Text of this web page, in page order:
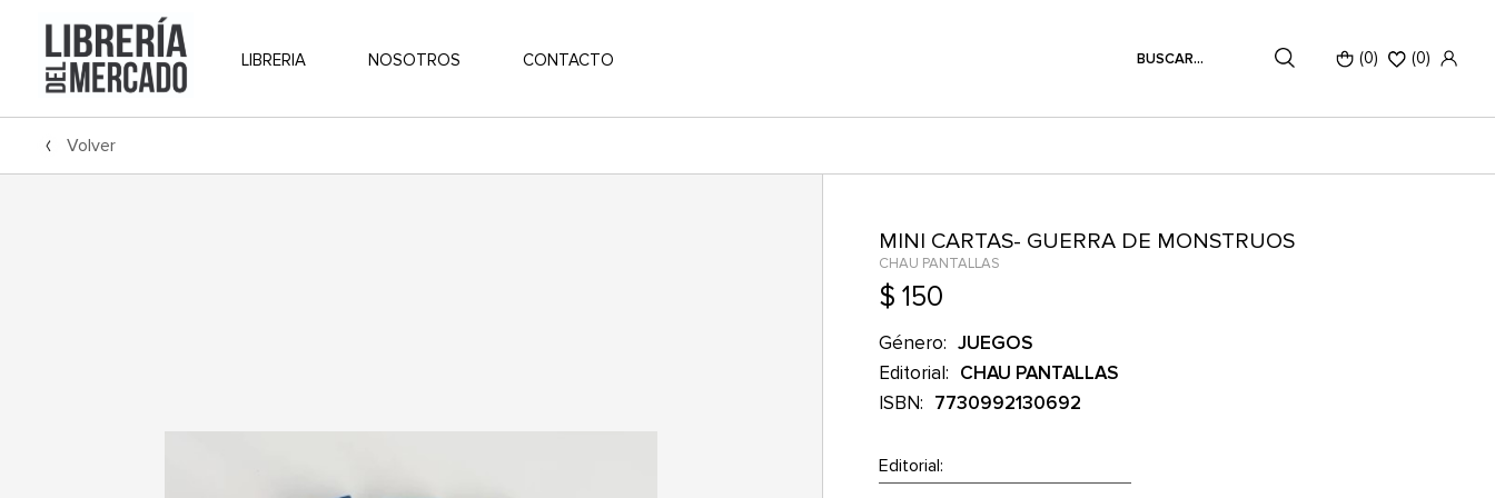
LIBRERIA NOSOTROS CONTACTO (0) (0)
Volver
MINI CARTAS- GUERRA DE MONSTRUOS
CHAU PANTALLAS
$ 150
Género: JUEGOS
Editorial: CHAU PANTALLAS
ISBN: 7730992130692
Editorial: